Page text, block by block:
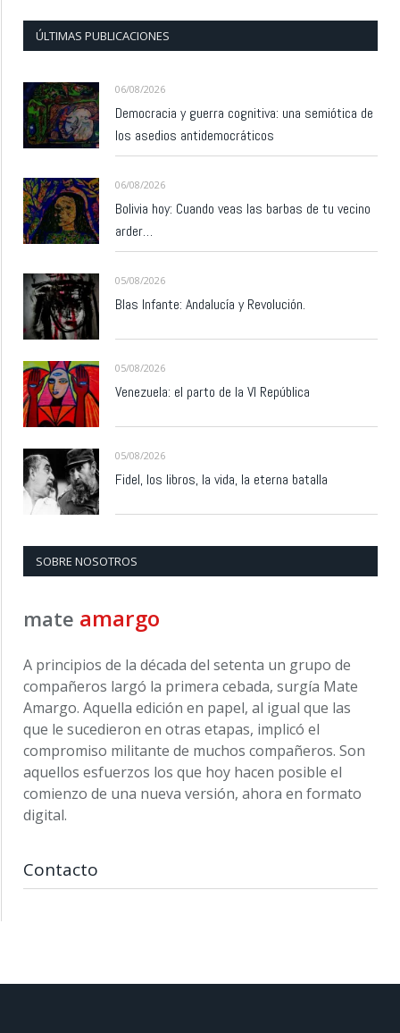
ÚLTIMAS PUBLICACIONES
06/08/2026
Democracia y guerra cognitiva: una semiótica de
los asedios antidemocráticos
06/08/2026
Bolivia hoy: Cuando veas las barbas de tu vecino
arder…
05/08/2026
Blas Infante: Andalucía y Revolución.
05/08/2026
Venezuela: el parto de la VI República
05/08/2026
Fidel, los libros, la vida, la eterna batalla
SOBRE NOSOTROS
mate amargo
A principios de la década del setenta un grupo de
compañeros largó la primera cebada, surgía Mate
Amargo. Aquella edición en papel, al igual que las
que le sucedieron en otras etapas, implicó el
compromiso militante de muchos compañeros. Son
aquellos esfuerzos los que hoy hacen posible el
comienzo de una nueva versión, ahora en formato
digital.
Contacto